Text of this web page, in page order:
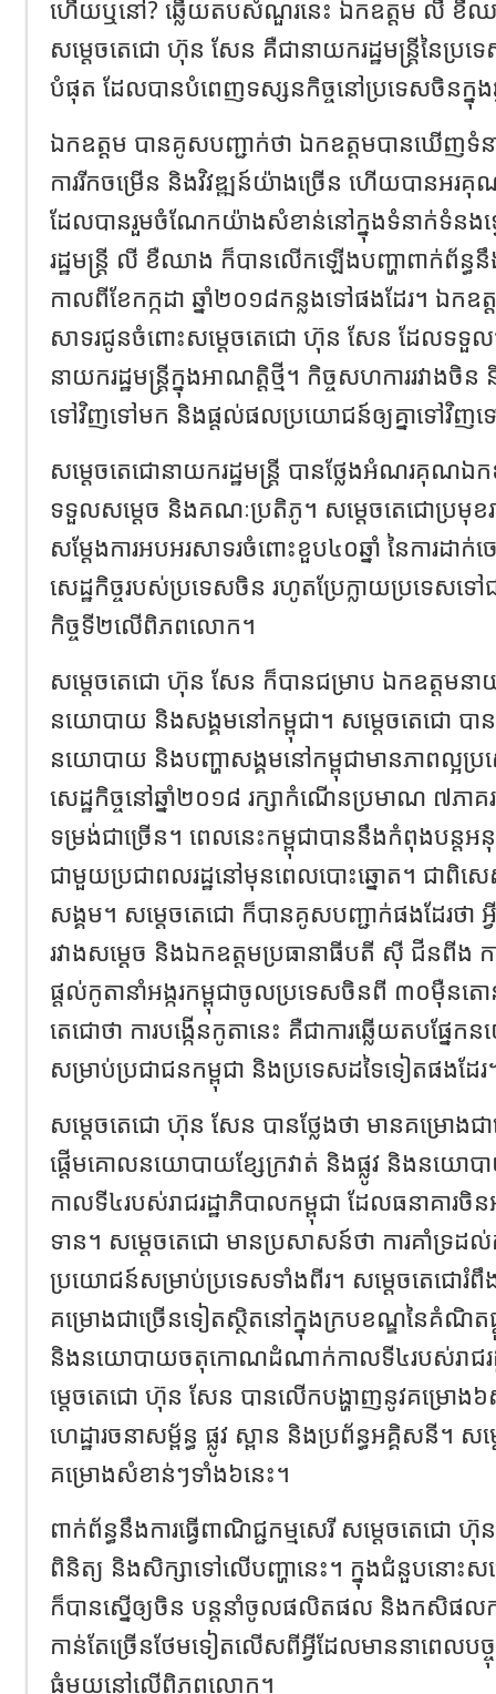
ហើយឬនៅ? ឆ្លើយតបសំណួរនេះ​ ឯកឧត្តម លី ខឺឈ
សម្តេចតេជោ ហ៊ុន សែន គឺជានាយករដ្ឋមន្ត្រីនៃប្រ
បំផុត ដែលបានបំពេញទស្សនកិច្ចនៅប្រទេសចិនក្នុង
ឯកឧត្តម បានគូសបញ្ជាក់ថា ឯកឧត្តមបានឃើញទំ
ការរីកចម្រើន និងវិវឌ្ឍន៍យ៉ាងច្រើន ហើយបានអរគុ
ដែលបានរួមចំណែកយ៉ាងសំខាន់នៅក្នុងទំនាក់ទំនងទ្
រដ្ឋមន្ត្រី លី ខឺឈាង ក៏បានលើកឡើងបញ្ហាពាក់ព័ន្ធនឹ
កាលពីខែកក្កដា ឆ្នាំ២០១៨កន្លងទៅផងដែរ។ ឯកឧត្
សាទរជូនចំពោះសម្តេចតេជោ ហ៊ុន សែន ដែលទទួលប
នាយករដ្ឋមន្ត្រីក្នុងអាណត្តិថ្មី។ កិច្ចសហការរវាងចិន
ទៅវិញទៅមក និងផ្តល់ផលប្រយោជន៍ឲ្យគ្នាទៅវិញ
សម្តេចតេជោនាយករដ្ឋមន្ត្រី បានថ្លែងអំណរគុណ
ទទួលសម្តេច និងគណៈប្រតិភូ។ សម្តេចតេជោប្រមុខរា
សម្តែងការអបអរសាទរចំពោះខួប៤០ឆ្នាំ នៃការដ
សេដ្ឋកិច្ចរបស់ប្រទេសចិន រហូតប្រែក្លាយប្រទេសទ
កិច្ចទី២លើពិភពលោក។
សម្តេចតេជោ ហ៊ុន សែន ក៏បានជម្រា​ប​ ឯកឧត្តមនាយ
នយោបាយ និងសង្គមនៅកម្ពុជា។ សម្តេចតេជោ បា
នយោបាយ និងបញ្ហាសង្គមនៅកម្ពុជាមានភាពល្អ
សេដ្ឋកិច្ចនៅឆ្នាំ២០១៨ រក្សាកំណើនប្រមាណ ៧ភា
ទម្រង់ជាច្រើន។ ពេលនេះកម្ពុជាបាននឹងកំពុងបន្តអ
ជាមួយប្រជាពលរដ្ឋនៅមុនពេលបោះឆ្នោត។ ជាពិសេស
សង្គម។ សម្តេចតេជោ ក៏បានគូសបញ្ជាក់ផងដែរថា
រវាងសម្តេច និងឯកឧត្តមប្រធានាធីបតី ស៊ី ជីនពីង
ផ្តល់កូតានាំអង្ករកម្ពុជាចូលប្រទេសចិនពី ៣០ម៉ឺន
តេជោថា ការបង្កើនកូតានេះ គឺជាការឆ្លើយតបផ្ន
សម្រាប់ប្រជាជនកម្ពុជា និងប្រទេសដទៃទៀតផងដែរ
សម្តេចតេជោ ហ៊ុន សែន បានថ្លែងថា មានគម្រោងជ
ផ្តើមគោលនយោបាយខ្សែក្រវាត់ និងផ្លូវ និងន
កាលទី៤របស់រាជរដ្ឋាភិបាលកម្ពុជា ដែលធនាគារចិន
ទាន។ សម្តេចតេជោ មានប្រសាសន៍ថា ការគាំទ្រដ
ប្រយោជន៍សម្រាប់ប្រទេសទាំងពីរ។​ សម្តេចតេជោរំ
គម្រោងជាច្រើនទៀតស្ថិតនៅក្នុងក្របខណ្ឌនៃគំណិតផ្តួ
និងនយោបាយចតុកោណដំណាក់កាលទី៤របស់រាជរដ្
ម្តេចតេជោ ហ៊ុន សែន បានលើកបង្ហាញនូវគម្រោង៦
ហេដ្ឋារចនាសម្ព័ន្ធ ផ្លូវ ស្ពាន និងប្រព័ន្ធអគ្គិសនី។ ស
គម្រោងសំខាន់ៗទាំង៦នេះ។
ពាក់ព័ន្ធនឹងការធ្វើពាណិជ្ជកម្មសេរី​ សម្តេចតេជោ
ពិនិត្យ និងសិក្សាទៅលើបញ្ហានេះ។ ក្នុងជំនួបនោះសម្
ក៏បានស្នើឲ្យចិន បន្តនាំចូលផលិតផល និងកសិផលក
កាន់តែច្រើនថែមទៀតលើសពីអ្វីដែលមាននាពេលបច្ចុ
ធំមួយនៅលើពិភពលោក។